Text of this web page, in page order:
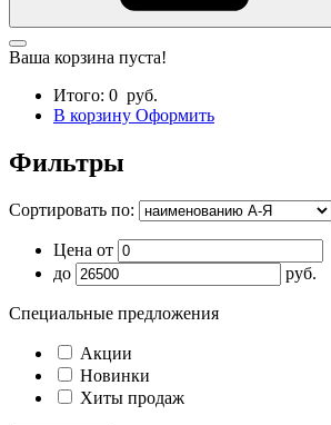
Ваша корзина пуста!
Итого: 0 руб.
В корзину Оформить
Фильтры
Сортировать по:
Цена от
до
руб.
Специальные предложения
Акции
Новинки
Хиты продаж